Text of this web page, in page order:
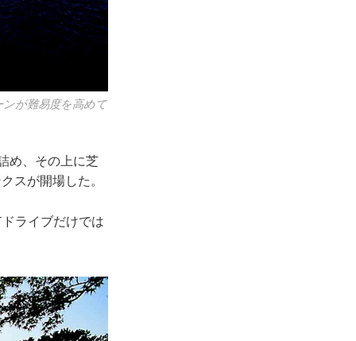
が難易度を高めて
め、その上に芝
スが開場した。
ライブだけでは